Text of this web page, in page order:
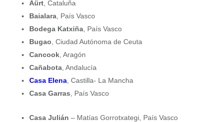
Aürt, Cataluña
Baialara, País Vasco
Bodega Katxiña, País Vasco
Bugao , Ciudad Autónoma de Ceuta
Cancook, Aragón
Cañabota, Andalucía
Casa Elena, Castilla- La Mancha
Casa Garras , País Vasco
Casa Julián – Matí­as Gorrotxategi, País Vasco